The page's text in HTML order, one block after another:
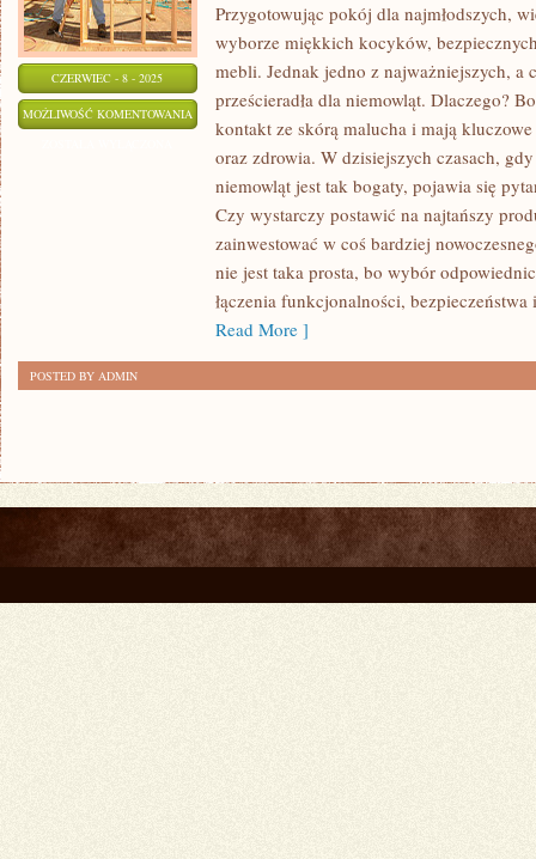
CZERWIEC - 8 - 2025
MOŻLIWOŚĆ KOMENTOWANIA NAJLEPSZE
RODZICÓW
Przygotowując pokój dla najmłodszych,
wyborze miękkich kocyków,
mebli. Jednak jedno z najważniejszych, a
prześcieradła dla niemowląt. Dlaczego?
kontakt ze skórą malucha i mają
oraz zdrowia. W dzisiejszych czasach,
niemowląt jest tak bogaty, pojawia się
Czy wystarczy postawić na najtańszy
zainwestować w coś bardziej
nie jest taka prosta, bo wybór
łączenia funkcjonalności,
Read More ]
POSTED BY ADMIN